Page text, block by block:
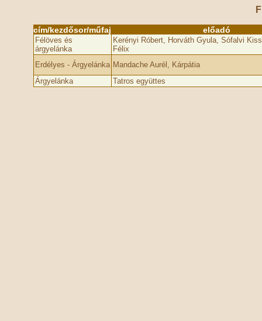
cím/kezdősor/műfaj előadó
Félöves és
árgyelánka
Kerényi Róbert, Horváth Gyula, Sófalvi
Félix
Erdélyes - Árgyelánka Mandache Aurél, Kárpátia
Árgyelánka
Tatros együttes